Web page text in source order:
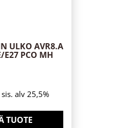
ULKO AVR8.A
E27 PCO MH
sis. alv 25,5%
TUOTE